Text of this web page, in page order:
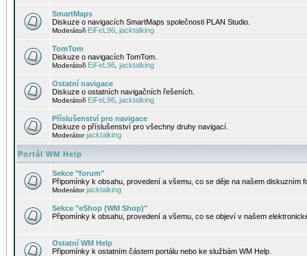
SmartMaps
Diskuze o navigacích SmartMaps společnosti PLAN Studio.
Moderátoři EiFeL96 jacktalking
TomTom
Diskuze o navigacích TomTom.
Moderátoři EiFeL96 jacktalking
Ostatní navigace
Diskuze o ostatních navigačních řešeních.
Moderátoři EiFeL96 jacktalking
Příslušenství pro navigace
Diskuze o příslušenství pro všechny druhy navigací.
Moderátorjacktalking
Portál WM Help
Sekce "forum"
Připomínky k obsahu, provedení a všemu, co se děje na našem diskuzním
Moderátorjacktalking
Sekce "eShop (WM Shop)"
Připomínky k obsahu, provedení a všemu, co se objeví v našem
Ostatní WM Help
Připomínky k ostatním částem portálu nebo ke službám WM Help.